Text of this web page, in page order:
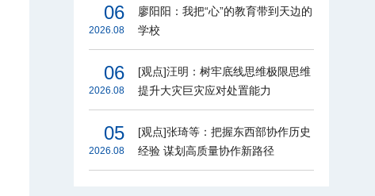
06
2026.08
廖阳阳：我把“心”的教育带到天边的
学校
06
2026.08
[观点]汪明：树牢底线思维极限思维
提升大灾巨灾应对处置能力
05
2026.08
[观点]张琦等：把握东西部协作历史
经验 谋划高质量协作新路径